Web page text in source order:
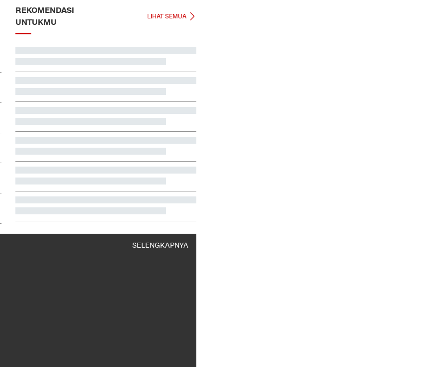
REKOMENDASI
UNTUKMU
LIHAT SEMUA
Total 995 Senpi Ditemukan di Gedung Yayasan Sekolah
Komis XI Tunggu Penugasan Gelar Fit & Proper Test
Jadwal Siaran Langsung Final Piala Presiden 2026:
Persib vs Persebaya
Video Mesum 'Yang Wis Yang' Banyuwangi, Pemeran
Pria Jadi Tersangka
Tayang di Mana?
Luka-luka